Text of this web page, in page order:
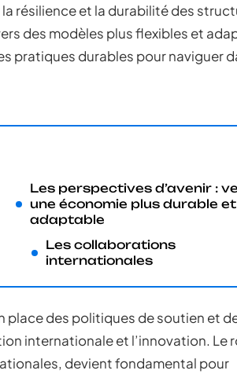
résilience et la durabilité des
des modèles plus flexibles et
pratiques durables pour naviguer
Les perspectives d’avenir :
une économie plus durable et
adaptable
Les collaborations
internationales
place des politiques de soutien et
internationale et l’innovation. Le
devient fondamental pour